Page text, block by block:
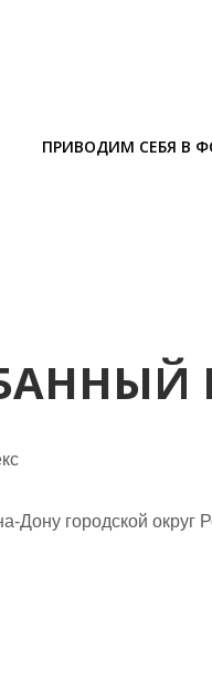
ПРИВОДИМ СЕБЯ В
Дону городской